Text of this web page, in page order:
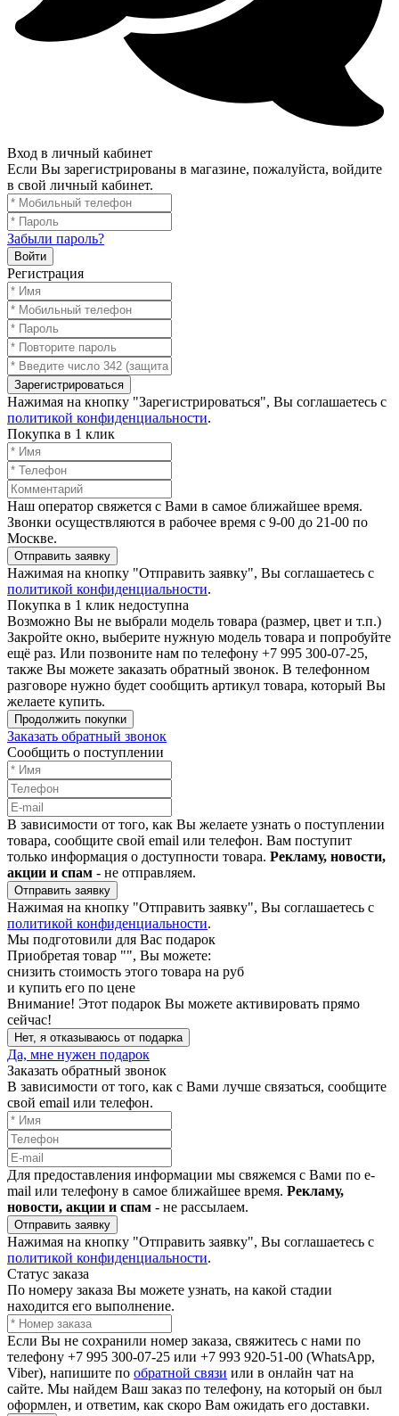
Вход в личный кабинет
Если Вы зарегистрированы в магазине, пожалуйста, войдите
в свой личный кабинет.
Забыли пароль?
Войти
Регистрация
Зарегистрироваться
Нажимая на кнопку "Зарегистрироваться", Вы соглашаетесь с
политикой конфиденциальности.
Покупка в 1 клик
Наш оператор свяжется с Вами в самое ближайшее время.
Звонки осуществляются в рабочее время с 9-00 до 21-00 по
Москве.
Отправить заявку
Нажимая на кнопку "Отправить заявку", Вы соглашаетесь с
политикой конфиденциальности.
Покупка в 1 клик недоступна
Возможно Вы не выбрали модель товара (размер, цвет и т.п.)
Закройте окно, выберите нужную модель товара и попробуйте
ещё раз. Или позвоните нам по телефону +7 995 300-07-25,
также Вы можете заказать обратный звонок. В телефонном
разговоре нужно будет сообщить артикул товара, который Вы
желаете купить.
Продолжить покупки
Заказать обратный звонок
Сообщить о поступлении
В зависимости от того, как Вы желаете узнать о поступлении
товара, сообщите свой email или телефон. Вам поступит
только информация о доступности товара. Рекламу, новости,
акции и спам - не отправляем.
Отправить заявку
Нажимая на кнопку "Отправить заявку", Вы соглашаетесь с
политикой конфиденциальности.
Мы подготовили для Вас подарок
Приобретая товар "", Вы можете:
снизить стоимость этого товара на руб
и купить его по цене
Внимание! Этот подарок Вы можете активировать прямо
сейчас!
Нет, я отказываюсь от подарка
Да, мне нужен подарок
Заказать обратный звонок
В зависимости от того, как с Вами лучше связаться, сообщите
свой email или телефон.
Для предоставления информации мы свяжемся с Вами по e-
mail или телефону в самое ближайшее время. Рекламу,
новости, акции и спам - не рассылаем.
Отправить заявку
Нажимая на кнопку "Отправить заявку", Вы соглашаетесь с
политикой конфиденциальности.
Статус заказа
По номеру заказа Вы можете узнать, на какой стадии
находится его выполнение.
Если Вы не сохранили номер заказа, свяжитесь с нами по
телефону +7 995 300-07-25 или +7 993 920-51-00 (WhatsApp,
Viber), напишите по обратной связи или в онлайн чат на
сайте. Мы найдем Ваш заказ по телефону, на который он был
оформлен, и ответим, как скоро Вам ожидать его доставки.